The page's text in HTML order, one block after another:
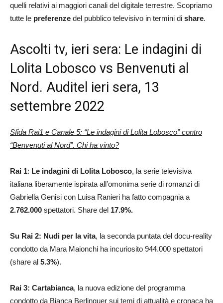
quelli relativi ai maggiori canali del digitale terrestre. Scopriamo
tutte le preferenze del pubblico televisivo in termini di share.
Ascolti tv, ieri sera: Le indagini di
Lolita Lobosco vs Benvenuti al
Nord. Auditel ieri sera, 13
settembre 2022
Sfida Rai1 e Canale 5: “Le indagini di Lolita Lobosco” contro
“Benvenuti al Nord”. Chi ha vinto?
Rai 1: Le indagini di Lolita Lobosco, la serie televisiva
italiana liberamente ispirata all’omonima serie di romanzi di
Gabriella Genisi con Luisa Ranieri ha fatto compagnia a
2.762.000 spettatori. Share del 17.9%.
Su Rai 2: Nudi per la vita, la seconda puntata del docu-reality
condotto da Mara Maionchi ha incuriosito 944.000 spettatori
(share al 5.3%).
Rai 3: Cartabianca, la nuova edizione del programma
condotto da Bianca Berlinguer sui temi di attualità e cronaca ha